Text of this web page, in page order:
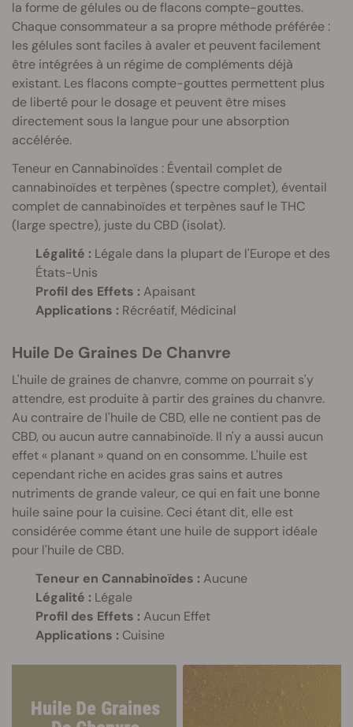
la forme de gélules ou de flacons compte-gouttes.
Chaque consommateur a sa propre méthode préférée :
les gélules sont faciles à avaler et peuvent facilement
être intégrées à un régime de compléments déjà
existant. Les flacons compte-gouttes permettent plus
de liberté pour le dosage et peuvent être mises
directement sous la langue pour une absorption
accélérée.
Teneur en Cannabinoïdes : Éventail complet de
cannabinoïdes et terpènes (spectre complet), éventail
complet de cannabinoïdes et terpènes sauf le THC
(large spectre), juste du CBD (isolat).
Légalité : Légale dans la plupart de l'Europe et des
États-Unis
Profil des Effets : Apaisant
Applications : Récréatif, Médicinal
Huile De Graines De Chanvre
L'huile de graines de chanvre, comme on pourrait s'y
attendre, est produite à partir des graines du chanvre.
Au contraire de l'huile de CBD, elle ne contient pas de
CBD, ou aucun autre cannabinoïde. Il n'y a aussi aucun
effet « planant » quand on en consomme. L'huile est
cependant riche en acides gras sains et autres
nutriments de grande valeur, ce qui en fait une bonne
huile saine pour la cuisine. Ceci étant dit, elle est
considérée comme étant une huile de support idéale
pour l'huile de CBD.
Teneur en Cannabinoïdes : Aucune
Légalité : Légale
Profil des Effets : Aucun Effet
Applications : Cuisine